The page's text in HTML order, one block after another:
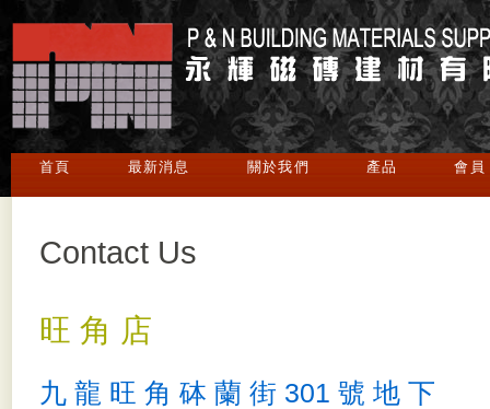
首頁 最新消息 關於我們 產品 會員
Contact Us
旺 角 店
九 龍 旺 角 砵 蘭 街 301 號 地 下